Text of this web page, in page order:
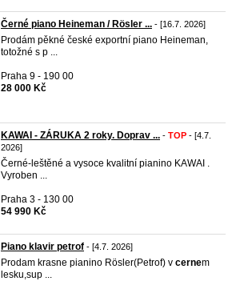
Černé piano Heineman / Rösler ... - [16.7. 2026]
Prodám pěkné české exportní piano Heineman,
totožné s p ...
Praha 9 - 190 00
28 000 Kč
KAWAI - ZÁRUKA 2 roky. Doprav ... - TOP - [4.7.
2026]
Černé-leštěné a vysoce kvalitní pianino KAWAI .
Vyroben ...
Praha 3 - 130 00
54 990 Kč
Piano klavir petrof - [4.7. 2026]
Prodam krasne pianino Rösler(Petrof) v cernem
lesku,sup ...